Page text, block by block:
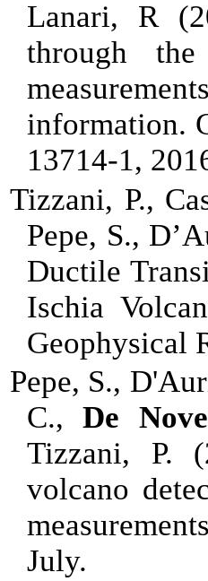
Lanari, R
through
information.
13714-1,
Tizzani, P.,
Pepe, S.,
Ductile
Ischia
Geophysical
Pepe, S.,
C.,De
Tizzani, P.
volcano
July.